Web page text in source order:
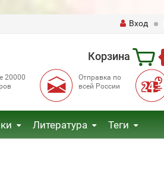
Вход
Корзина
20000
Отправка по
всей России
Литература Теги